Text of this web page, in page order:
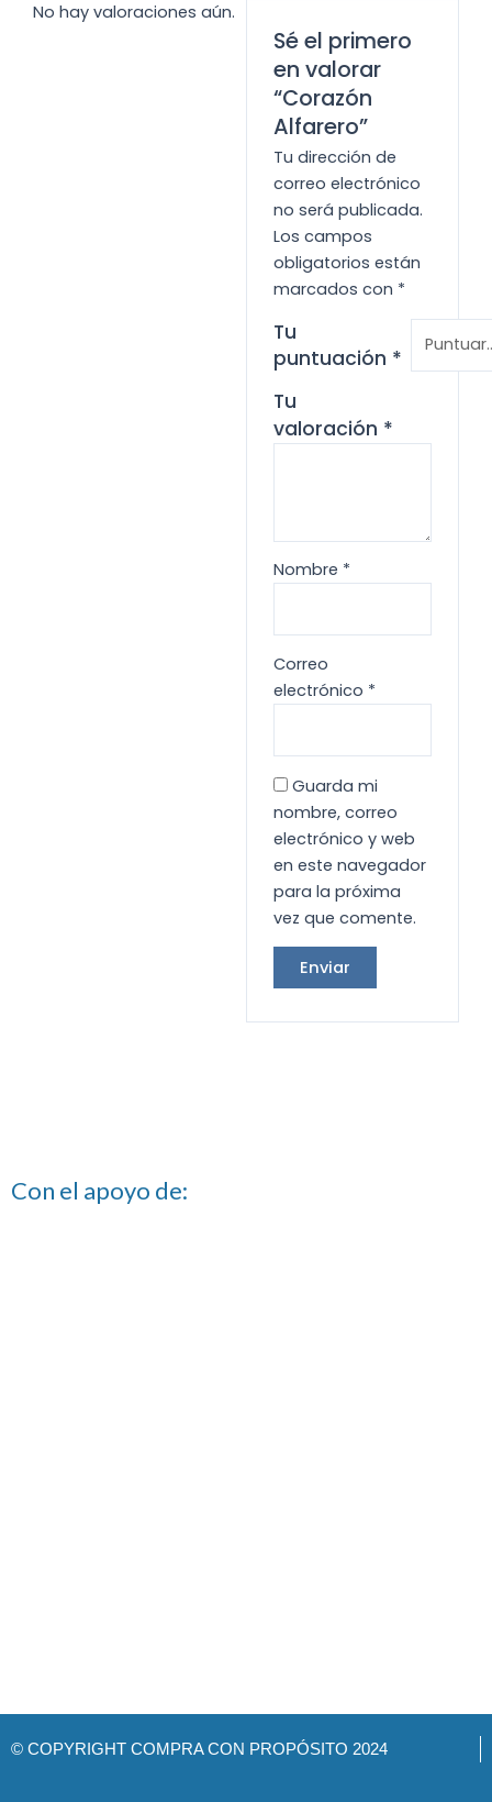
No hay valoraciones aún.
Sé el primero
en valorar
“Corazón
Alfarero”
Tu dirección de
correo electrónico
no será publicada.
Los campos
obligatorios están
marcados con *
Tu
puntuación *
Tu
valoración *
Nombre *
Correo
electrónico *
Guarda mi
nombre, correo
electrónico y web
en este navegador
para la próxima
vez que comente.
Con el apoyo de:
© COPYRIGHT COMPRA CON PROPÓSITO 2024